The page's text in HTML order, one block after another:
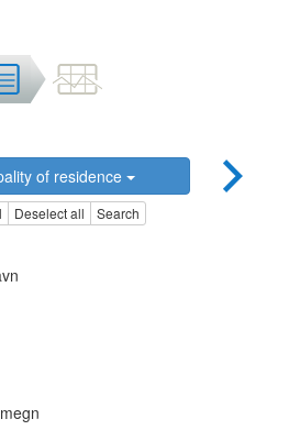
of residence
Deselect all Search